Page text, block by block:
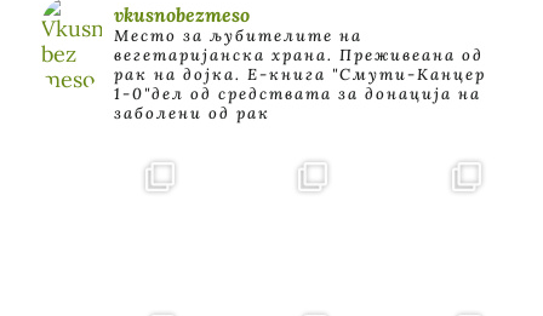
vkusnobezmeso
Место за љубителите на
вегетаријанска храна. Преживеана од
рак на дојка. E-книга "Смути-Канцер
1-0"дел од средствата за донација на
заболени од рак